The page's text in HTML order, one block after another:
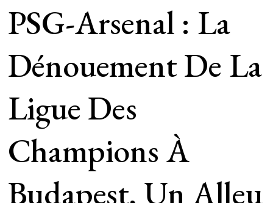
PSG-Arsenal : La
Dénouement De La
Ligue Des
Champions À
Budapest, Un Alleu